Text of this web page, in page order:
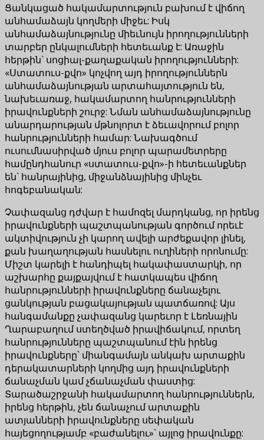
Ցանկացած հակամարտություն բախում է վիճող
անհամաձայն կողմերի միջեւ: Իսկ
անհամաձայնությունը միեւնույն իրողությունների
տարբեր ընկալումների հետեւանք է: Առաջին
հերթին` սոցիալ-քաղաքական իրողությունների:
«Ստատուս-քվո» կոչվող այդ իրողություններն
անհամաձայնության արտահայտություն են,
նախեւառաջ, հակամարտող հանրությունների
իրավունքների շուրջ: Նման անհամաձայնությունը
անարդարության մթնոլորտ է ձեւավորում բոլոր
հանրությունների համար: Նախագծում
ուսումնասիրված մյուս բոլոր պարամետրերը
համընդհանուր «ստատուս-քվո»-ի հետեւանքներ
են` հանրայինից, միջանձնայինից մինչեւ
հոգեբանական:
Չափազանց դժվար է համոզել մարդկանց, որ իրենց
իրավունքների պաշտպանության գործում որեւէ
ակտիվություն չի կարող ավելի արժեքավոր լինել,
քան խաղաղության հասնելու ուղիների որոնումը:
Միշտ կարելի է հանդիպել հակափաստարկի, որ
աշխարհը քայքայվում է հատկապես վիճող
հանրությունների իրավունքները ճանաչելու
ցանկության բացակայության պատճառով: Այս
հանգամանքը չափազանց կարեւոր է Լեռնային
Ղարաբաղում ստեղծված իրավիճակում, որտեղ
հանրությունները պաշտպանում էին իրենց
իրավունքները՝ միանգամայն անկախ արտաքին
դերակատարների կողմից այդ իրավունքների
ճանաչման կամ չճանաչման փաստից:
Տարածաշրջանի հակամարտող հանրություններն,
իրենց հերթին, չեն ճանաչում արտաքին
ատյանների իրավունքները սեփական
հայեցողությամբ «բաժանելու»` այլոց իրավունքը: